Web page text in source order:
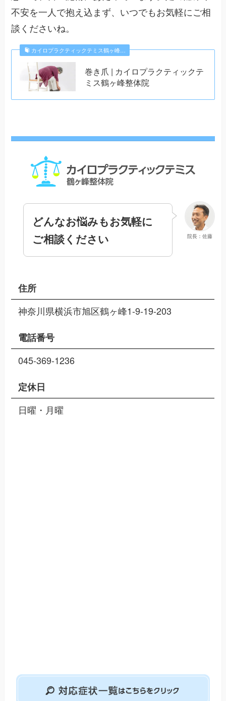
不安を一人で抱え込まず、いつでもお気軽にご相
談くださいね。
カイロプラクティックテミス鶴ヶ峰…
巻き爪 | カイロプラクティックテ
ミス鶴ヶ峰整体院
院長：佐藤
どんなお悩みもお気軽に
ご相談ください
住所
神奈川県横浜市旭区鶴ヶ峰1-9-19-203
電話番号
045-369-1236
定休日
日曜・月曜